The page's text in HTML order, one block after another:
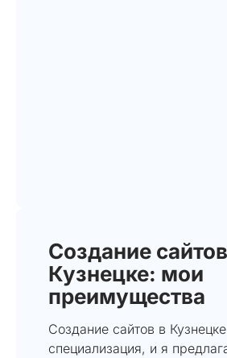
Создание
Кузнецке: мои
преимущества
Создание сайтов в
специализация, и я